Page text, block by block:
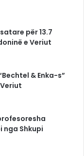
për 13.7
e Veriut
& Enka-s”
nga Shkupi